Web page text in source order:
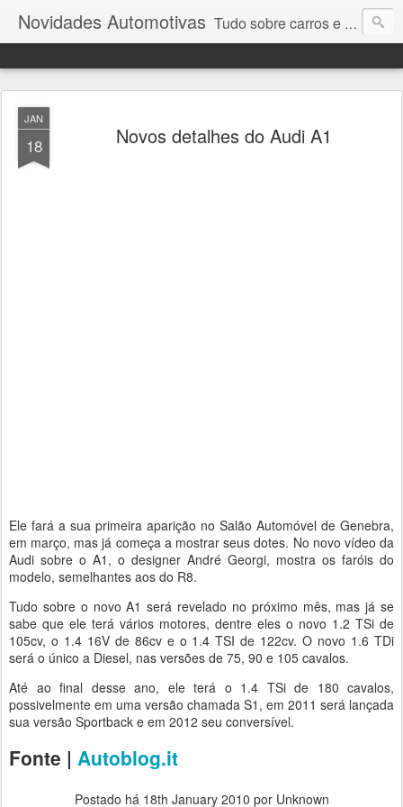
Novidades Automotivas Tudo sobre carros e motores
JAN
18 Novos detalhes do Audi A1
Ele fará a sua primeira aparição no Salão Automóvel de Genebra,
em março, mas já começa a mostrar seus dotes. No novo vídeo da
Audi sobre o A1, o designer André Georgi, mostra os faróis do
modelo, semelhantes aos do R8.
Tudo sobre o novo A1 será revelado no próximo mês, mas já se
sabe que ele terá vários motores, dentre eles o novo 1.2 TSi de
105cv, o 1.4 16V de 86cv e o 1.4 TSI de 122cv. O novo 1.6 TDi
será o único a Diesel, nas versões de 75, 90 e 105 cavalos.
Até ao final desse ano, ele terá o 1.4 TSi de 180 cavalos,
possivelmente em uma versão chamada S1, em 2011 será lançada
sua versão Sportback e em 2012 seu conversível.
Fonte | Autoblog.it
Postado há 18th January 2010 por Unknown